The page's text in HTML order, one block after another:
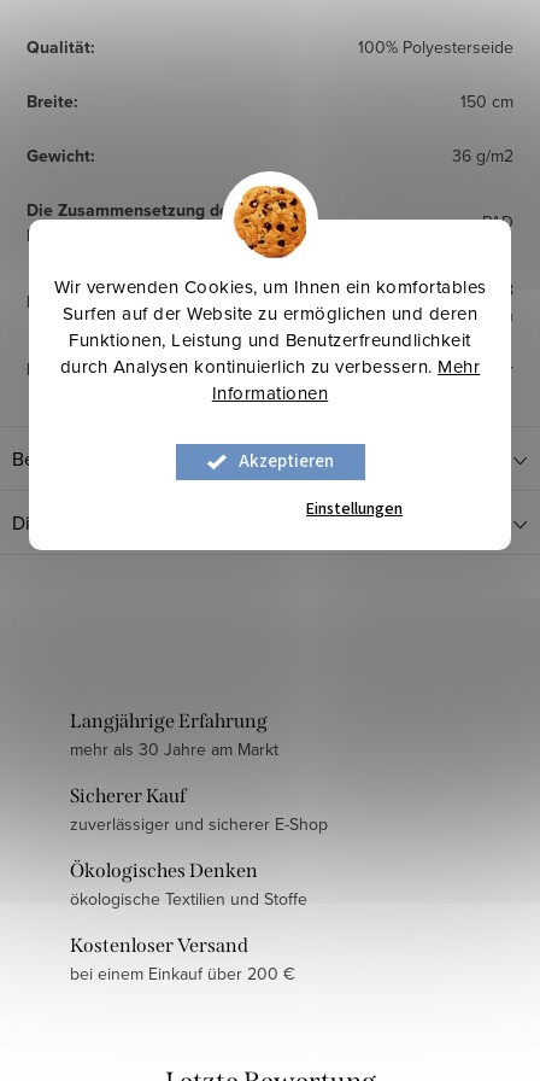
Wir verwenden Cookies, um Ihnen ein komfortables
Surfen auf der Website zu ermöglichen und deren
Funktionen, Leistung und Benutzerfreundlichkeit
durch Analysen kontinuierlich zu verbessern. Mehr
Informationen
Akzeptieren
Einstellungen
Qualität: 100% Polyesterseide
Breite: 150 cm
Gewicht: 36 g/m2
Die Zusammensetzung des
Klebers
PAD
Fixierung
121–132°C, 0,3-0,5 bar, 8–18
Sekunden
Herkunftsland: Europäischer Hersteller
Bewertung
Diskussion
Langjährige Erfahrung
mehr als 30 Jahre am Markt
Sicherer Kauf
zuverlässiger und sicherer E-Shop
Ökologisches Denken
ökologische Textilien und Stoffe
Kostenloser Versand
bei einem Einkauf über 200 €